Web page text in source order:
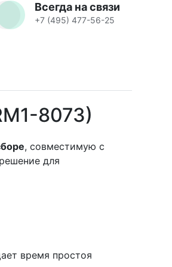
Всегда на связи
+7 (495) 477-56-25
8073)
, совместимую с
для
время простоя